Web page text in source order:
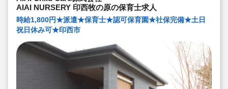
★子どもたち一人一人と向き合った保育を実施していま
す
AIAI NURSERY 印西牧の原の保育士求人
時給1,800円★派遣★保育士★認可保育園★社保完備★土日
祝日休み可★印西市